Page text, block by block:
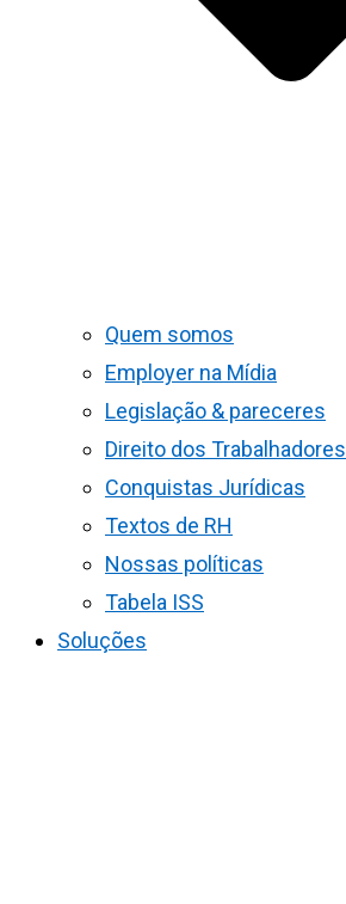
Quem somos
Employer na Mídia
Legislação & pareceres
Direito dos Trabalhadores
Conquistas Jurídicas
Textos de RH
Nossas políticas
Tabela ISS
Soluções